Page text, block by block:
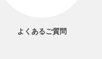
よくあるご質問